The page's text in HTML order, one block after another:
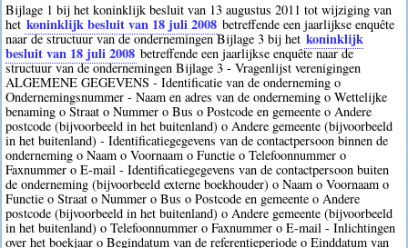
Bijlage 1 bij het koninklijk besluit van 13 augustus 2011 tot wijziging van
het koninklijk besluit van 18 juli 2008 betreffende een jaarlijkse enquête
naar de structuur van de ondernemingen Bijlage 3 bij het koninklijk
besluit van 18 juli 2008 betreffende een jaarlijkse enquête naar de
structuur van de ondernemingen Bijlage 3 - Vragenlijst verenigingen
ALGEMENE GEGEVENS - Identificatie van de onderneming o
Ondernemingsnummer - Naam en adres van de onderneming o Wettelijke
benaming o Straat o Nummer o Bus o Postcode en gemeente o Andere
postcode (bijvoorbeeld in het buitenland) o Andere gemeente (bijvoorbeeld
in het buitenland) - Identificatiegegevens van de contactpersoon binnen de
onderneming o Naam o Voornaam o Functie o Telefoonnummer o
Faxnummer o E-mail - Identificatiegegevens van de contactpersoon buiten
de onderneming (bijvoorbeeld externe boekhouder) o Naam o Voornaam o
Functie o Straat o Nummer o Bus o Postcode en gemeente o Andere
postcode (bijvoorbeeld in het buitenland) o Andere gemeente (bijvoorbeeld
in het buitenland) o Telefoonnummer o Faxnummer o E-mail - Inlichtingen
over het boekjaar o Begindatum van de referentieperiode o Einddatum van